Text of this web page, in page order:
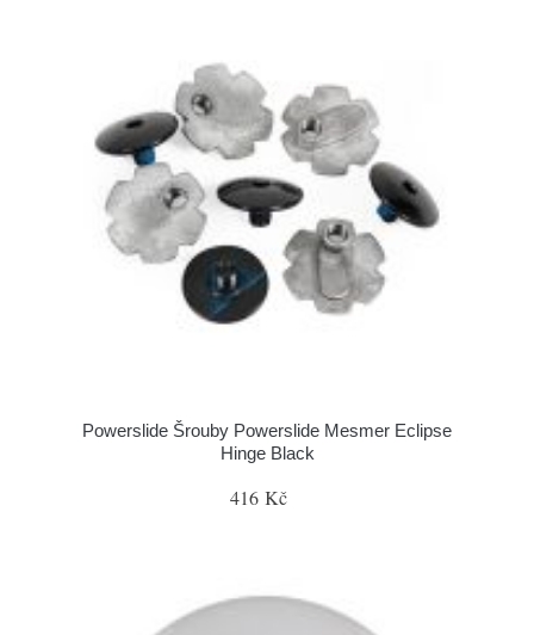
Powerslide Šrouby Powerslide Mesmer Eclipse
Hinge Black
416 Kč